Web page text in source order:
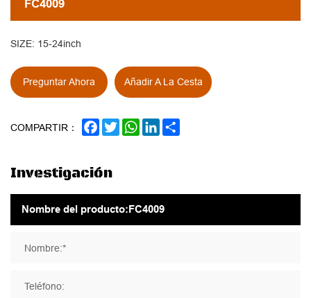
FC4009
SIZE: 15-24inch
Preguntar Ahora Añadir A La Cesta
COMPARTIR： FACEBOOK
TWITTERWHATSAPP
LINKEDIN
Investigación
Nombre:*
Teléfono: